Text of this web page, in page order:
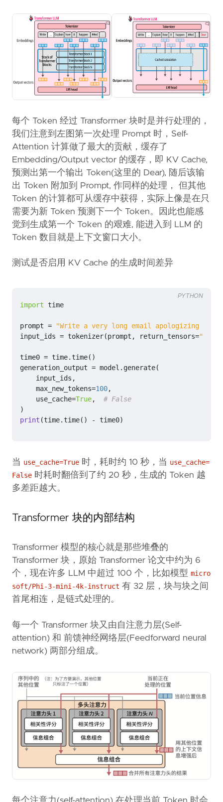
每个 Token 经过 Transformer 块时是并行处理的，
我们注意到左图第一次处理 Prompt 时，Self-
Attention 计算做了最大的贡献，缓存了
Embedding/Output vector 的缓存，即 KV Cache,
预测出第一个输出 Token(这里的 Dear), 随后该输
出 Token 附加到 Prompt, 作同样的处理， 但其他
Token 的计算都可从缓存中获得，实际上像是在只
需要为新 Token 预测下一个 Token。因此也能感
觉到生成第一个 Token 的艰难, 能进入到 LLM 的
Token 数目就是上下文窗口大小。
测试是否启用 KV Cache 的生成时间差异
import time
prompt =
"Write a very long email apologizing to
input_ids = tokenizer(prompt , return_tensors="pt"
time0 = time.time()
generation_output = model . generate(
input_ids ,
max_new_tokens=100,
use_cache=True,
# False
)
print (time.time() - time0)
PYTHON
当 use_cache=True 时，耗时约 10 秒，当 use_cache=
False 时耗时翻倍到了约 20 秒，生成的 Token 越
多差距越大。
Transformer 块的内部结构
Transformer 模型的核心就是那些堆叠的
Transformer 块，原始 Transformer 论文中约为 6
个，现在许多 LLM 中超过 100 个，比如模型 micro
soft/Phi-3-mini-4k-instruct 有 32 层，块与块之间
首尾相连，是链式处理的。
每一个 Transformer 块又由自注意力层(Self-
attention) 和 前馈神经网络层(Feedforward neural
network) 两部分组成。